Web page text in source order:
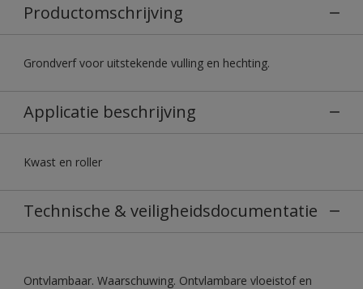
Productomschrijving
Grondverf voor uitstekende vulling en hechting.
Applicatie beschrijving
Kwast en roller
Technische & veiligheidsdocumentatie
Ontvlambaar. Waarschuwing. Ontvlambare vloeistof en